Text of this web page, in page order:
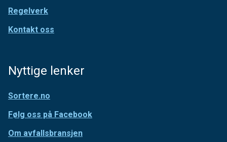
Regelverk
Kontakt oss
Nyttige lenker
Sortere.no
Følg oss på Facebook
Om avfallsbransjen